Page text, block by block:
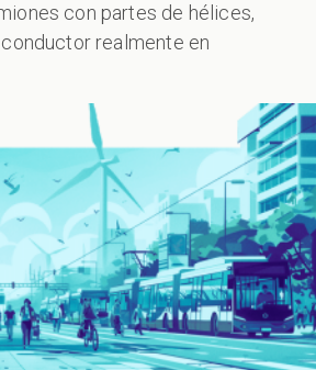
con partes de hélices,
realmente en